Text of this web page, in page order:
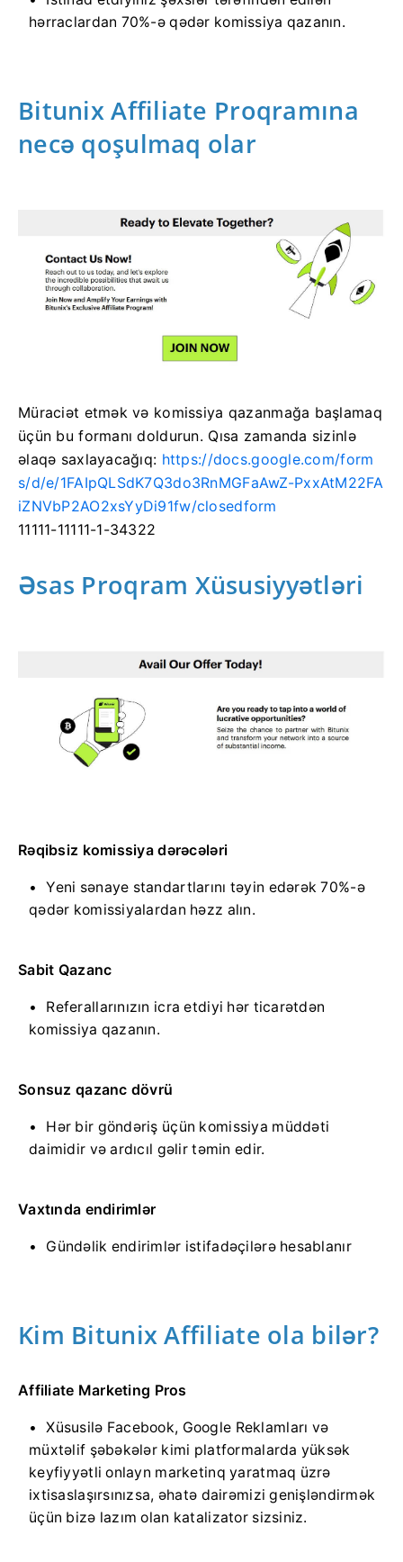
hərraclardan 70%-ə qədər komissiya qazanın.
Bitunix Affiliate Proqramına
necə qoşulmaq olar
Müraciət etmək və komissiya qazanmağa başlamaq
üçün bu formanı doldurun. Qısa zamanda sizinlə
əlaqə saxlayacağıq: https://docs.google.com/form
s/d/e/1FAIpQLSdK7Q3do3RnMGFaAwZ-PxxAtM22FA
iZNVbP2AO2xsYyDi91fw/closedform
11111-11111-1-34322
Əsas Proqram Xüsusiyyətləri
Rəqibsiz komissiya dərəcələri
Yeni sənaye standartlarını təyin edərək 70%-ə
qədər komissiyalardan həzz alın.
Sabit Qazanc
Referallarınızın icra etdiyi hər ticarətdən
komissiya qazanın.
Sonsuz qazanc dövrü
Hər bir göndəriş üçün komissiya müddəti
daimidir və ardıcıl gəlir təmin edir.
Vaxtında endirimlər
Gündəlik endirimlər istifadəçilərə hesablanır
Kim Bitunix Affiliate ola bilər?
Affiliate Marketing Pros
Xüsusilə Facebook, Google Reklamları və
müxtəlif şəbəkələr kimi platformalarda yüksək
keyfiyyətli onlayn marketinq yaratmaq üzrə
ixtisaslaşırsınızsa, əhatə dairəmizi genişləndirmək
üçün bizə lazım olan katalizator sizsiniz.